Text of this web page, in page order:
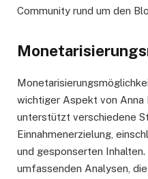
Community rund um den
wichtiger Aspekt von Anna
unterstützt verschiedene
Einnahmenerzielung,
und gesponserten
umfassenden Analysen,